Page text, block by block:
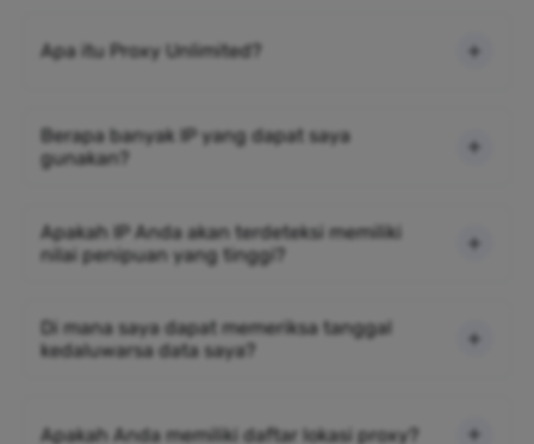
Apa itu Proxy Unlimited?
Berapa banyak IP yang dapat saya
gunakan?
Apakah IP Anda akan terdeteksi memiliki
nilai penipuan yang tinggi?
Di mana saya dapat memeriksa tanggal
kedaluwarsa data saya?
Apakah Anda memiliki daftar lokasi proxy?